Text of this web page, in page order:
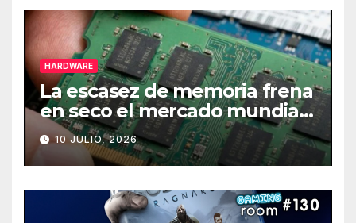
HARDWARE
La escasez de memoria frena
en seco el mercado mundial
de PCs
10 JULIO, 2026